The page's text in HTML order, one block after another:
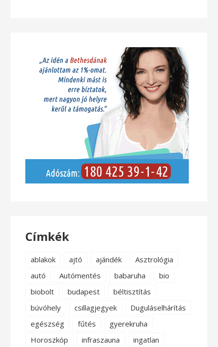
Címkék
ablakok ajtó ajándék
Asztrológia
autó
Autómentés babaruha
bio
biobolt
budapest
béltisztítás
búvóhely
csillagjegyek
Duguláselhárítás
egészség
fűtés
gyerekruha
Horoszkóp
infraszauna ingatlan